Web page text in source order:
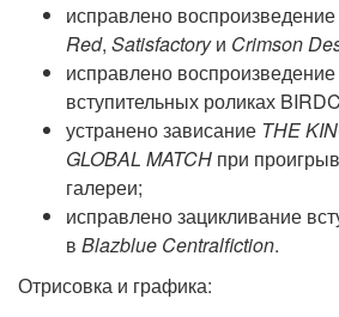
исправлено
Red, Satisfactoryи Crimson
исправлено воспроизведение
вступительных роликах
устранено зависание THE
GLOBAL MATCH при
галереи;
исправлено зацикливание
в Blazblue Centralfiction.
Отрисовка и графика: